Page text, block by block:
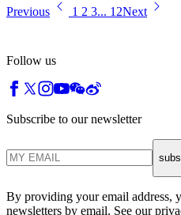
Previous 1 2 3... 12Next
Follow us
Subscribe to our newsletter
By providing your email address,
newsletters by email. See our